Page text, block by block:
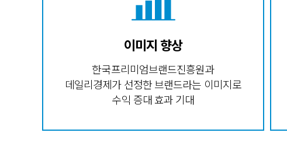
이미지 향상
한국프리미엄브랜드진흥원과
데일리경제가 선정한 브랜드라는 이미지로
수익 증대 효과 기대